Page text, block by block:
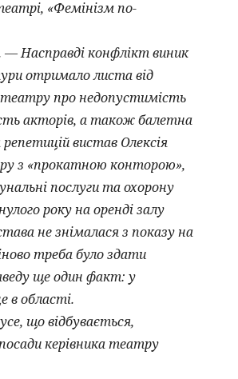
«Фемінізм по-
Насправді конфлікт виник
отримало листа від
про недопустимість
акторів, а також балетна
вистав Олексія
з «прокатною конторою»,
послуги та охорону
року на оренді залу
не знімалася з показу на
треба було здати
ще один факт: у
в області.
що відбувається,
керівника театру